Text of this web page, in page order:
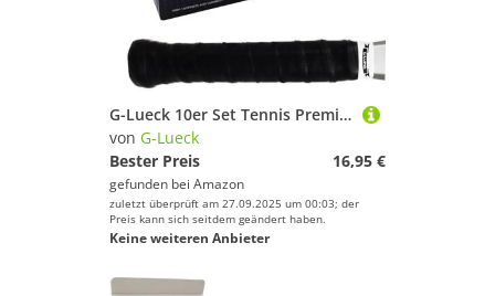
G-Lueck 10er Set Tennis Premium Overgrip Power Touch - Hoher Grip, Lange Haltbarkeit - 0,60mm Stärke | Griffband für Padel, Squash, Badminton Schläger | Anti-Rutsch (Schwarz)
von G-Lueck
Bester Preis
16,95 €
gefunden bei Amazon
zuletzt überprüft am 27.09.2025 um 00:03; der
Preis kann sich seitdem geändert haben.
Keine weiteren Anbieter